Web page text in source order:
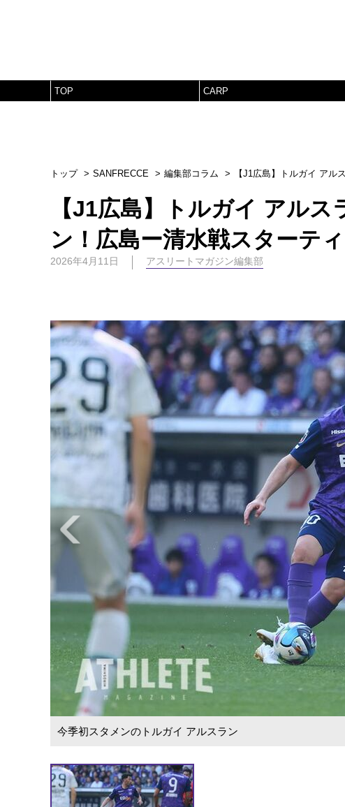
TOP CARP
トップ SANFRECCE 編集部コラム 【J1広島】トルガイ アル
【J1広島】トルガイ アル
ン！広島ー清水戦スターテ
2026年4月11日 アスリートマガジン編集部
今季初スタメンのトルガイ アルスラン